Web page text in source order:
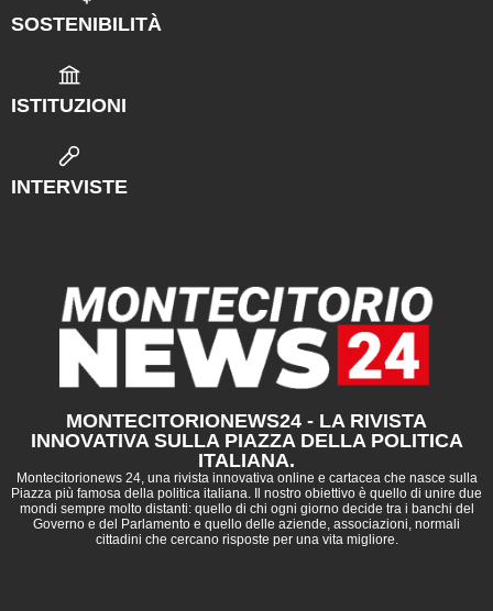
SOSTENIBILITÀ
ISTITUZIONI
INTERVISTE
MONTECITORIONEWS24 - LA RIVISTA
INNOVATIVA SULLA PIAZZA DELLA POLITICA
ITALIANA.
Montecitorionews 24, una rivista innovativa online e cartacea che nasce sulla
Piazza più famosa della politica italiana. Il nostro obiettivo è quello di unire due
mondi sempre molto distanti: quello di chi ogni giorno decide tra i banchi del
Governo e del Parlamento e quello delle aziende, associazioni, normali
cittadini che cercano risposte per una vita migliore.